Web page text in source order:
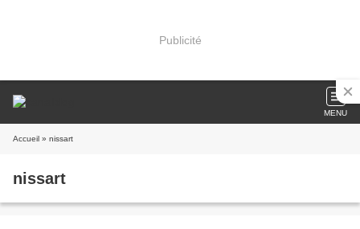
Publicité
MENU
Accueil » nissart
nissart